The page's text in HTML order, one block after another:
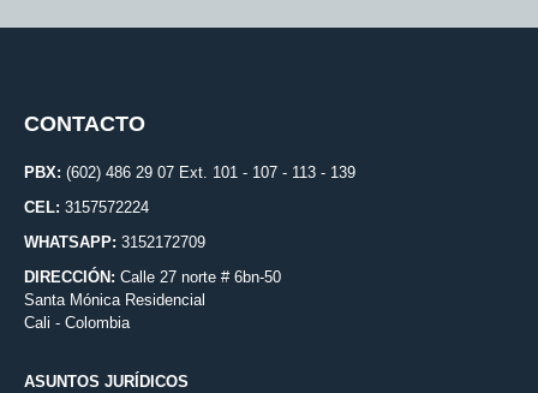
CONTACTO
PBX: (602) 486 29 07 Ext. 101 - 107 - 113 - 139
CEL: 3157572224
WHATSAPP: 3152172709
DIRECCIÓN: Calle 27 norte # 6bn-50
Santa Mónica Residencial
Cali - Colombia
ASUNTOS JURÍDICOS